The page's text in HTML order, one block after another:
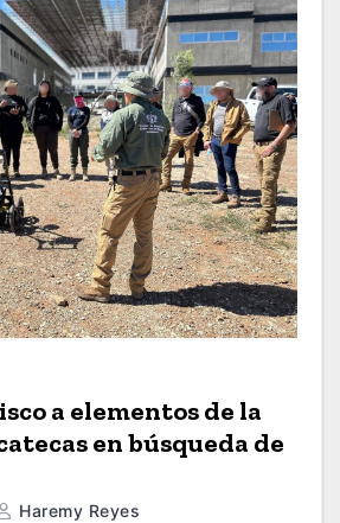
a elementos de la
en búsqueda de
Haremy Reyes